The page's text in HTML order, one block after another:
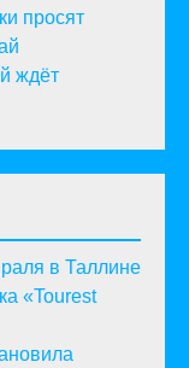
просят
ждёт
в Таллине
«Tourest